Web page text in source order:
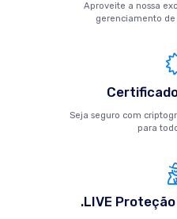
Aproveite a nossa
gerenciamento
Seja seguro com
para
.LIVE